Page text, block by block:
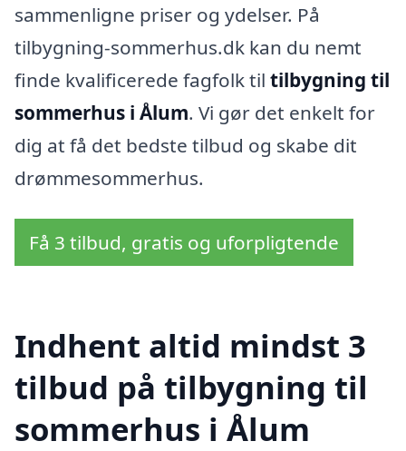
sammenligne priser og ydelser. På
tilbygning-sommerhus.dk kan du nemt
finde kvalificerede fagfolk til tilbygning til
sommerhus i Ålum. Vi gør det enkelt for
dig at få det bedste tilbud og skabe dit
drømmesommerhus.
Få 3 tilbud, gratis og uforpligtende
Indhent altid mindst 3
tilbud på tilbygning til
sommerhus i Ålum